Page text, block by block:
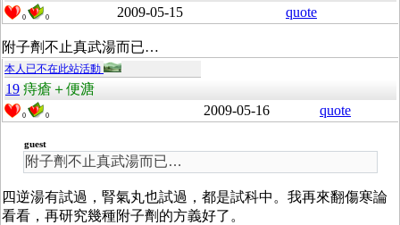
0 0 2009-05-15 quote
附子劑不止真武湯而已…
本人已不在此站活動
19 痔瘡＋便溏
0 0 2009-05-16 quote
guest
附子劑不止真武湯而已…
四逆湯有試過，腎氣丸也試過，都是試科中。我再來翻傷寒論
看看，再研究幾種附子劑的方義好了。